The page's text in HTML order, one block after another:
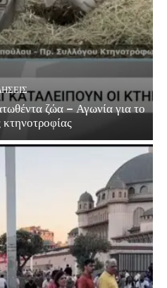
ζώα – Αγωνία για το
κτηνοτροφίας